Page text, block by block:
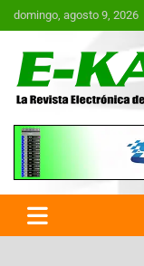
Saltar
al
domingo, agosto 9, 2026
E-
Argentina